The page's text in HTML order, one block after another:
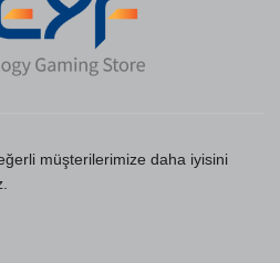
müşterilerimize daha iyisini